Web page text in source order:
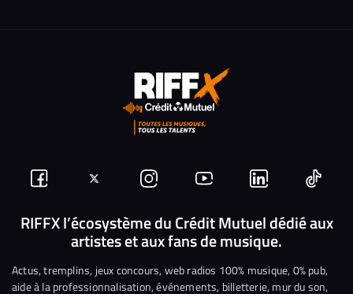
Suivez-
nous
Facebook
Suivez-
nous
sur
Twitter
Nous
rejoindre
sur
Instagram
Nous
rejoindre
sur
YouTube
Nous
rejoindre
sur
Linkedin
Nous
RIFFX l’écosystème du Crédit Mutuel dédié aux
artistes et aux fans de musique.
Actus, tremplins, jeux concours, web radios 100% musique, 0% pub,
aide à la professionnalisation, événements, billetterie, mur du son,